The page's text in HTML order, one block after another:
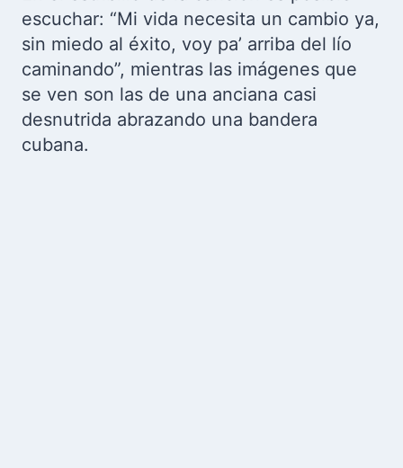
escuchar: “Mi vida necesita un cambio ya,
sin miedo al éxito, voy pa’ arriba del lío
caminando”, mientras las imágenes que
se ven son las de una anciana casi
desnutrida abrazando una bandera
cubana.